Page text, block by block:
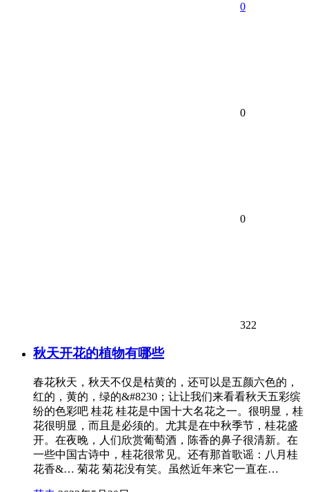
0
0
0
322
秋天开花的植物有哪些
春花秋天，秋天不仅是枯黄的，还可以是五颜六色的，
红的，黄的，绿的&#8230；让让我们来看看秋天五彩缤
纷的色彩吧 桂花 桂花是中国十大名花之一。很明显，桂
花很明显，而且是必须的。尤其是在中秋季节，桂花盛
开。在夜晚，人们欣赏葡萄酒，陈香的鼻子很清新。在
一些中国古诗中，桂花很常见。还有那首歌谣：八月桂
花香&… 菊花 菊花没有笑。虽然近年来它一直在…